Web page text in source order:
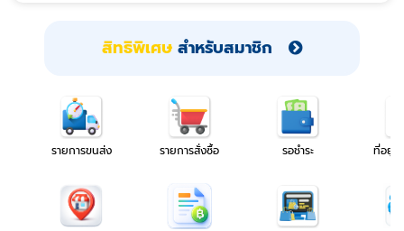
สิทธิพิเศษ สำหรับสมาชิก
รายการขนส่ง รายการสั่งซื้อ รอชำระ ที่อยู่โ